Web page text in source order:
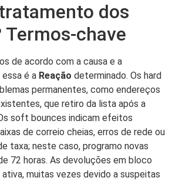
dos
Termos-chave
de acordo com a causa e a
é a Reação determinado. Os hard
permanentes, como endereços
que retiro da lista após a
soft bounces indicam efeitos
de correio cheias, erros de rede ou
taxa; neste caso, programo novas
72 horas. As devoluções em bloco
muitas vezes devido a suspeitas